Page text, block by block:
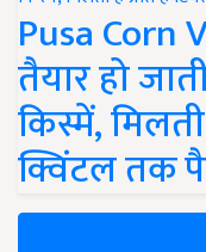
Pusa
तैयार हो
किस्में,
क्विंटल तक